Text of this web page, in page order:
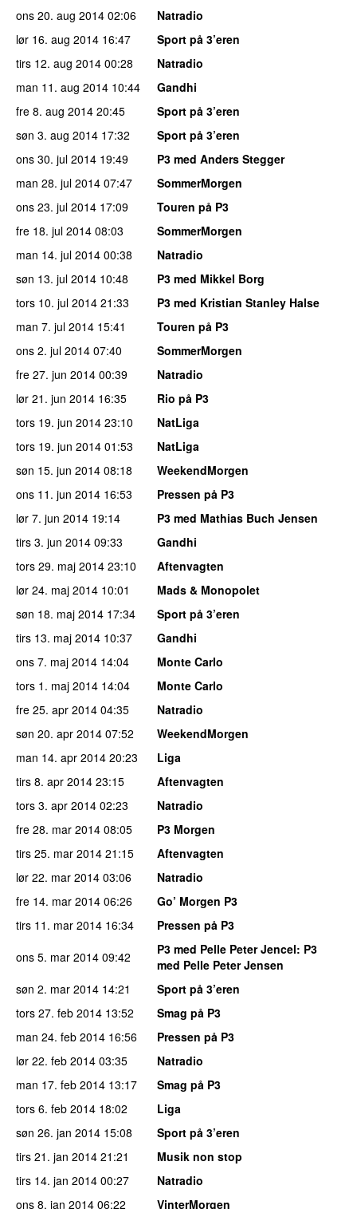
ons 20. aug 2014 02:06
Natradio
lør 16. aug 2014 16:47
Sport på 3’eren
tirs 12. aug 2014 00:28
Natradio
man 11. aug 2014 10:44
Gandhi
fre 8. aug 2014 20:45
Sport på 3’eren
søn 3. aug 2014 17:32
Sport på 3’eren
ons 30. jul 2014 19:49
P3 med Anders Stegger
man 28. jul 2014 07:47
SommerMorgen
ons 23. jul 2014 17:09
Touren på P3
fre 18. jul 2014 08:03
SommerMorgen
man 14. jul 2014 00:38
Natradio
søn 13. jul 2014 10:48
P3 med Mikkel Borg
tors 10. jul 2014 21:33
P3 med Kristian Stanley Halse
man 7. jul 2014 15:41
Touren på P3
ons 2. jul 2014 07:40
SommerMorgen
fre 27. jun 2014 00:39
Natradio
lør 21. jun 2014 16:35
Rio på P3
tors 19. jun 2014 23:10
NatLiga
tors 19. jun 2014 01:53
NatLiga
søn 15. jun 2014 08:18
WeekendMorgen
ons 11. jun 2014 16:53
Pressen på P3
lør 7. jun 2014 19:14
P3 med Mathias Buch Jensen
tirs 3. jun 2014 09:33
Gandhi
tors 29. maj 2014 23:10
Aftenvagten
lør 24. maj 2014 10:01
Mads & Monopolet
søn 18. maj 2014 17:34
Sport på 3’eren
tirs 13. maj 2014 10:37
Gandhi
ons 7. maj 2014 14:04
Monte Carlo
tors 1. maj 2014 14:04
Monte Carlo
fre 25. apr 2014 04:35
Natradio
søn 20. apr 2014 07:52
WeekendMorgen
man 14. apr 2014 20:23
Liga
tirs 8. apr 2014 23:15
Aftenvagten
tors 3. apr 2014 02:23
Natradio
fre 28. mar 2014 08:05
P3 Morgen
tirs 25. mar 2014 21:15
Aftenvagten
lør 22. mar 2014 03:06
Natradio
fre 14. mar 2014 06:26
Go’ Morgen P3
tirs 11. mar 2014 16:34
Pressen på P3
ons 5. mar 2014 09:42 P3 med Pelle Peter Jencel: P3
med Pelle Peter Jensen
søn 2. mar 2014 14:21
Sport på 3’eren
tors 27. feb 2014 13:52
Smag på P3
man 24. feb 2014 16:56
Pressen på P3
lør 22. feb 2014 03:35
Natradio
man 17. feb 2014 13:17
Smag på P3
tors 6. feb 2014 18:02
Liga
søn 26. jan 2014 15:08
Sport på 3’eren
tirs 21. jan 2014 21:21
Musik non stop
tirs 14. jan 2014 00:27
Natradio
ons 8. jan 2014 06:22
VinterMorgen